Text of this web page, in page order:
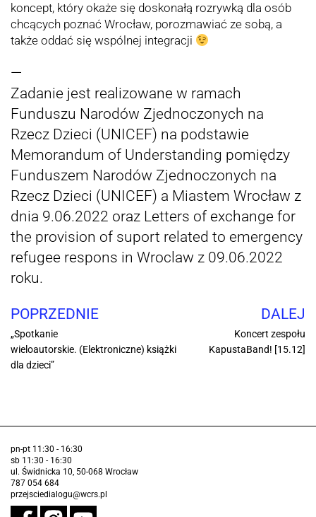
koncept, który okaże się doskonałą rozrywką dla osób
chcących poznać Wrocław, porozmawiać ze sobą, a
także oddać się wspólnej integracji
—
Zadanie jest realizowane w ramach
Funduszu Narodów Zjednoczonych na
Rzecz Dzieci (UNICEF) na podstawie
Memorandum of Understanding pomiędzy
Funduszem Narodów Zjednoczonych na
Rzecz Dzieci (UNICEF) a Miastem Wrocław z
dnia 9.06.2022 oraz Letters of exchange for
the provision of suport related to emergency
refugee respons in Wroclaw z 09.06.2022
roku.
POPRZEDNIE
„Spotkanie
wieloautorskie. (Elektroniczne) książki
dla dzieci”
DALEJ
Koncert zespołu
KapustaBand! [15.12]
pn-pt 11:30 - 16:30
sb 11:30 - 16:30
ul. Świdnicka 10, 50-068 Wrocław
787 054 684
przejsciedialogu@wcrs.pl